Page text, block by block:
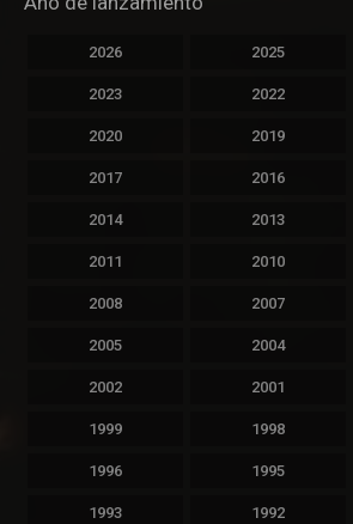
2026 2025
2023 2022
2020 2019
2017 2016
2014 2013
2011 2010
2008 2007
2005 2004
2002 2001
1999 1998
1996 1995
1993 1992